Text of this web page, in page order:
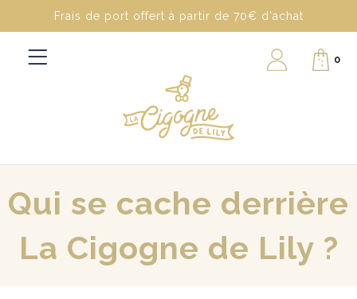
Frais de port offert à partir de 70€ d'achat
0
Qui se cache derrière
La Cigogne de Lily ?